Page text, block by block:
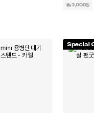
3,000원
Special